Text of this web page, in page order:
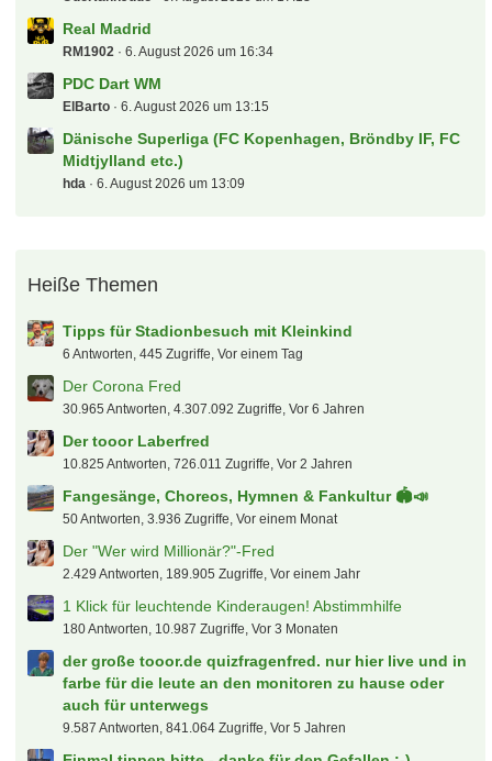
Kicker Managerspiel 2. Liga & 3. Liga
Vantheman 6. August 2026 um 17:40
kicker managerspiel 23/24 1.liga interaktiv
UdoKannJudo 6. August 2026 um 17:13
Real Madrid
RM1902 6. August 2026 um 16:34
PDC Dart WM
hda 6. August 2026 um 13:09
Heiße Themen
Tipps für Stadionbesuch mit Kleinkind
6 Antworten, 445 Zugriffe, Vor einem Tag
Der Corona Fred
30.965 Antworten, 4.307.092 Zugriffe, Vor 6 Jahren
Der tooor Laberfred
10.825 Antworten, 726.011 Zugriffe, Vor 2 Jahren
Fangesänge, Choreos, Hymnen & Fankultur 🏟️📣
50 Antworten, 3.936 Zugriffe, Vor einem Monat
Der "Wer wird Millionär?"-Fred
2.429 Antworten, 189.905 Zugriffe, Vor einem Jahr
1 Klick für leuchtende Kinderaugen! Abstimmhilfe
180 Antworten, 10.987 Zugriffe, Vor 3 Monaten